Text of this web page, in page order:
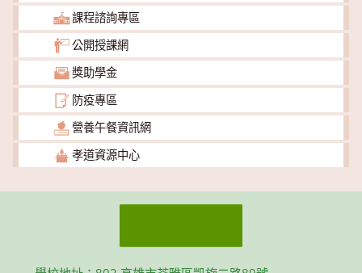
課程諮詢專區
公開授課網
獎助學金
防疫專區
營養午餐資訊網
孝道資源中心